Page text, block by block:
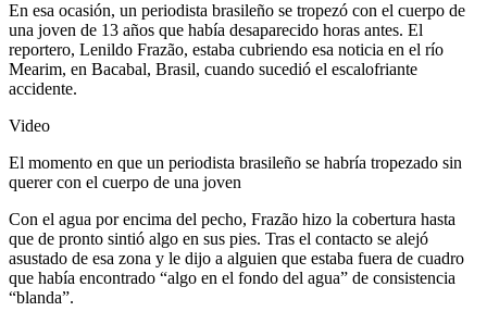
En esa ocasión, un periodista brasileño se tropezó con el cuerpo de
una joven de 13 años que había desaparecido horas antes. El
reportero, Lenildo Frazão, estaba cubriendo esa noticia en el río
Mearim, en Bacabal, Brasil, cuando sucedió el escalofriante
accidente.
Video
El momento en que un periodista brasileño se habría tropezado sin
querer con el cuerpo de una joven
Con el agua por encima del pecho, Frazão hizo la cobertura hasta
que de pronto sintió algo en sus pies. Tras el contacto se alejó
asustado de esa zona y le dijo a alguien que estaba fuera de cuadro
que había encontrado “algo en el fondo del agua” de consistencia
“blanda”.